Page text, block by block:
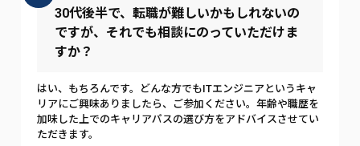
30代後半で、転職が難しいかもしれないの
ですが、それでも相談にのっていただけま
すか？
はい、もちろんです。どんな方でもITエンジニアというキャ
リアにご興味ありましたら、ご参加ください。年齢や職歴を
加味した上でのキャリアパスの選び方をアドバイスさせてい
ただきます。